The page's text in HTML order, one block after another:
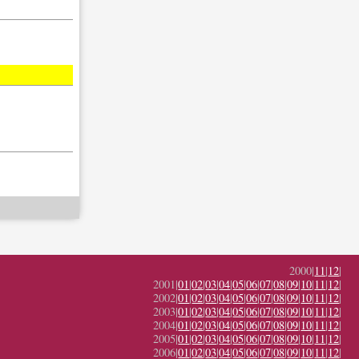
2000|11|12|
2001|01|02|03|04|05|06|07|08|09|10|11|12|
2002|01|02|03|04|05|06|07|08|09|10|11|12|
2003|01|02|03|04|05|06|07|08|09|10|11|12|
2004|01|02|03|04|05|06|07|08|09|10|11|12|
2005|01|02|03|04|05|06|07|08|09|10|11|12|
2006|01|02|03|04|05|06|07|08|09|10|11|12|